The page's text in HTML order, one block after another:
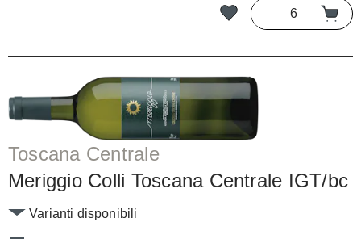
Toscana Centrale
Meriggio Colli Toscana Centrale IGT/bc
Varianti disponibili